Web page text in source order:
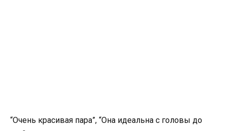
“Очень красивая пара”, “Она идеальна с головы до